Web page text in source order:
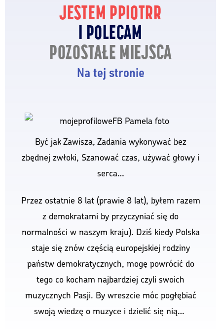
JESTEM PPIOTRR
I POLECAM
POZOSTAŁE MIEJSCA
Na tej stronie
Być jak Zawisza, Zadania wykonywać bez
zbędnej zwłoki, Szanować czas, używać głowy i
serca…
Przez ostatnie 8 lat (prawie 8 lat), byłem razem
z demokratami by przyczyniać się do
normalności w naszym kraju). Dziś kiedy Polska
staje się znów częścią europejskiej rodziny
państw demokratycznych, mogę powrócić do
tego co kocham najbardziej czyli swoich
muzycznych Pasji. By wreszcie móc pogłębiać
swoją wiedzę o muzyce i dzielić się nią…